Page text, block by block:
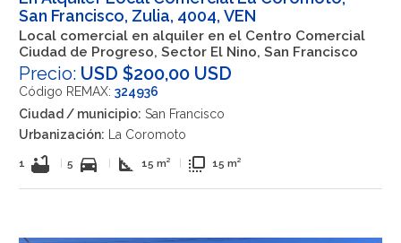
San Francisco, Zulia, 4004, VEN
Local comercial en alquiler en el Centro Comercial
Ciudad de Progreso, Sector El Nino, San Francisco
Precio: USD $200,00 USD
Código REMAX: 324936
Ciudad / municipio: San Francisco
Urbanización: La Coromoto
1 bathtub 5 directions_car square_foot 15 m² flip_to_front 15 m²